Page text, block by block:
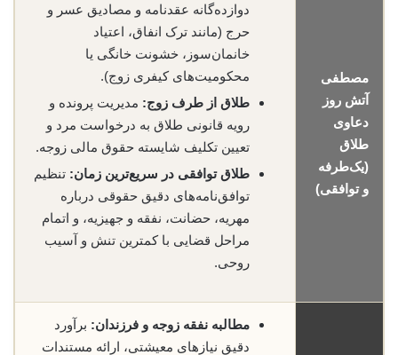
مصطفی
آتش روز
دعاوی
طلاق
(یک‌طرفه
و توافقی)
دوازده‌گانه عقدنامه و مصادیق عسر و
حرج (مانند ترک انفاق، اعتیاد
خانمان‌سوز، خشونت خانگی یا
محکومیت‌های کیفری زوج).
طلاق از طرف زوج: مدیریت پرونده و
رویه قانونی طلاق به درخواست مرد و
تعیین تکلیف شایسته حقوق مالی زوجه.
طلاق توافقی در سریع‌ترین زمان: تنظیم
توافق‌نامه‌های دقیق حقوقی درباره
مهریه، حضانت، نفقه و جهیزیه، و اتمام
مراحل قضایی با کمترین تنش و آسیب
روحی.
مطالبه نفقه زوجه و فرزندان: برآورد
دقیق نیازهای معیشتی، ارائه مستندات